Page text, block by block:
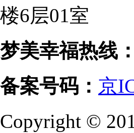
楼6层01室
梦美幸福热线：
备案号码： 京
Copyright ©